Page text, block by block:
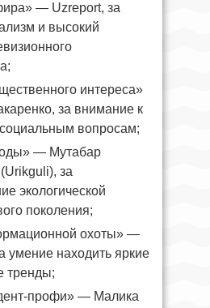
— Uzreport, за
и высокий
интереса»
за внимание к
вопросам;
— Мутабар
за
экологической
поколения;
охоты» —
умение находить яркие
тренды;
профи» — Малика